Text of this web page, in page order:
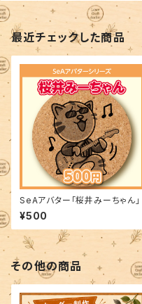
最近チェックした商品
SeAアバター「桜井みーちゃん」
¥500
その他の商品